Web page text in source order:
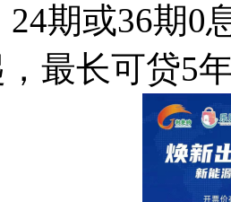
期或36期0
最长可贷5